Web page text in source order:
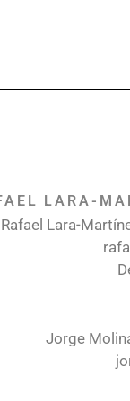
LARA-
Rafael Lara-
Jorge